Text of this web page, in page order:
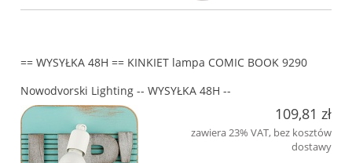
== WYSYŁKA 48H == KINKIET lampa COMIC BOOK 9290
Nowodvorski Lighting -- WYSYŁKA 48H --
109,81 zł
zawiera 23% VAT, bez kosztów
dostawy